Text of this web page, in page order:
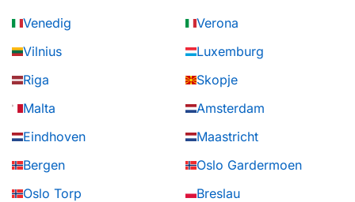
Venedig
Verona
Vilnius
Luxemburg
Riga
Skopje
Malta
Amsterdam
Eindhoven
Maastricht
Bergen
Oslo Gardermoen
Oslo Torp
Breslau